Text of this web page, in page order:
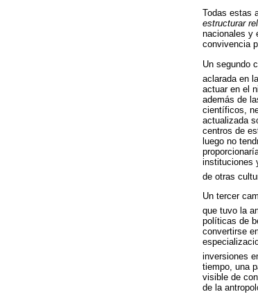
Todas estas
estructurar
nacionales y
convivencia
Un segundo
aclarada en
actuar en el
además de
científicos,
actualizada
centros de
luego no
instituciones
de otras
Un tercer
que tuvo la
políticas de
convertirse
inversiones
tiempo, una
visible de
de la